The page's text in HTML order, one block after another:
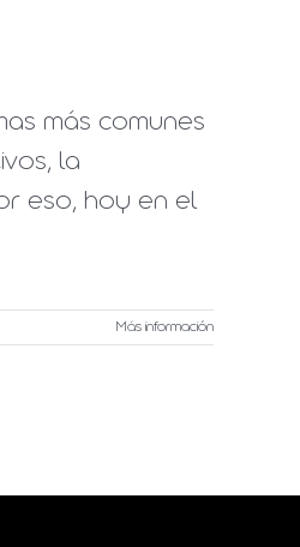
más comunes
la
eso, hoy en el
Más información